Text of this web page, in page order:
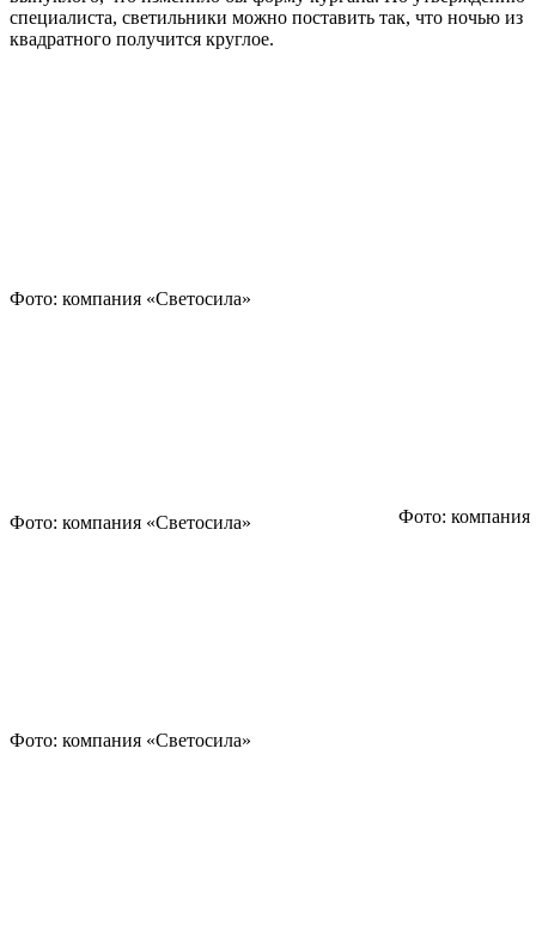
специалиста, светильники можно поставить так, что ночью из
квадратного получится круглое.
Фото: компания «Светосила»
Фото: компания «Светосила»
Фото: компания «Светосила»
Фото: компания